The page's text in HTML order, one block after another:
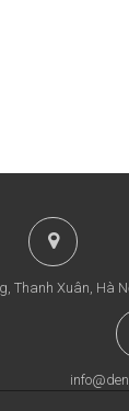
Thanh Xuân, Hà